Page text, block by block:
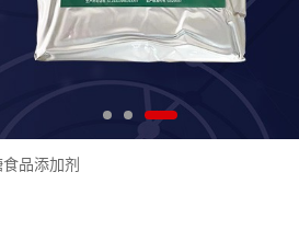
品添加剂